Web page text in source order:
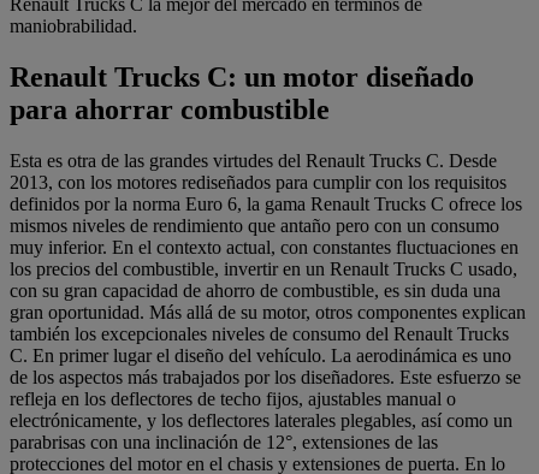
maniobrabilidad.
Renault Trucks C: un motor diseñado
para ahorrar combustible
Esta es otra de las grandes virtudes del Renault Trucks C. Desde
2013, con los motores rediseñados para cumplir con los requisitos
definidos por la norma Euro 6, la gama Renault Trucks C ofrece los
mismos niveles de rendimiento que antaño pero con un consumo
muy inferior. En el contexto actual, con constantes fluctuaciones en
los precios del combustible, invertir en un Renault Trucks C usado,
con su gran capacidad de ahorro de combustible, es sin duda una
gran oportunidad. Más allá de su motor, otros componentes explican
también los excepcionales niveles de consumo del Renault Trucks
C. En primer lugar el diseño del vehículo. La aerodinámica es uno
de los aspectos más trabajados por los diseñadores. Este esfuerzo se
refleja en los deflectores de techo fijos, ajustables manual o
electrónicamente, y los deflectores laterales plegables, así como un
parabrisas con una inclinación de 12°, extensiones de las
protecciones del motor en el chasis y extensiones de puerta. En lo